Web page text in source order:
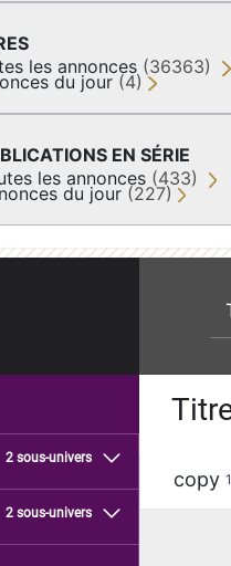
les annonces (36363)
du jour (4)
EN SÉRIE
les annonces (433)
du jour (227)
2 sous-univers
2 sous-univers
copy